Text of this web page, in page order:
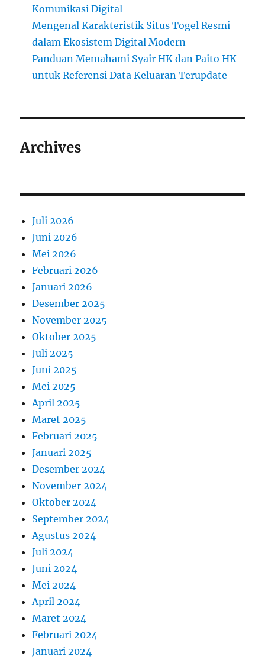
Komunikasi Digital
Mengenal Karakteristik Situs Togel Resmi
dalam Ekosistem Digital Modern
Panduan Memahami Syair HK dan Paito HK
untuk Referensi Data Keluaran Terupdate
Archives
Juli 2026
Juni 2026
Mei 2026
Februari 2026
Januari 2026
Desember 2025
November 2025
Oktober 2025
Juli 2025
Juni 2025
Mei 2025
April 2025
Maret 2025
Februari 2025
Januari 2025
Desember 2024
November 2024
Oktober 2024
September 2024
Agustus 2024
Juli 2024
Juni 2024
Mei 2024
April 2024
Maret 2024
Februari 2024
Januari 2024